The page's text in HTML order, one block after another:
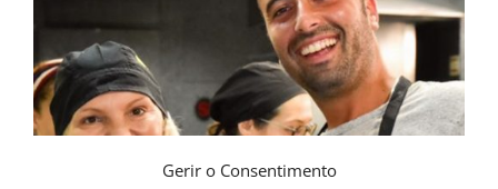
Gerir o Consentimento